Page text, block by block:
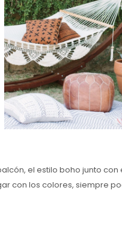
el estilo boho junto
con los colores, siempre